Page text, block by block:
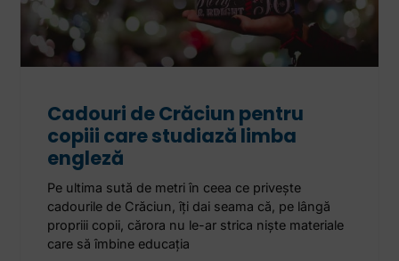
Cadouri de Crăciun pentru
copiii care studiază limba
engleză
Pe ultima sută de metri în ceea ce privește
cadourile de Crăciun, îți dai seama că, pe lângă
propriii copii, cărora nu le-ar strica niște materiale
care să îmbine educația